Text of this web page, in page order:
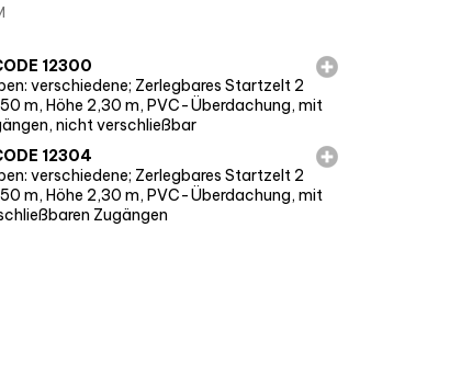
12300
verschiedene; Zerlegbares Startzelt 2
m, Höhe 2,30 m, PVC-Überdachung, mit
nicht verschließbar
12304
verschiedene; Zerlegbares Startzelt 2
m, Höhe 2,30 m, PVC-Überdachung, mit
Zugängen